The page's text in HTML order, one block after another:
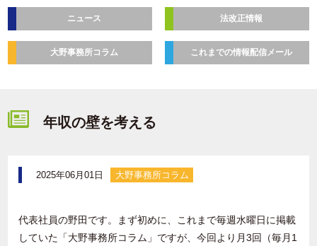
ニュース 法改正情報
大野事務所コラム これまでの情報配信メール
年収の壁を考える
2025年06月01日 大野事務所コラム
代表社員の野田です。まず初めに、これまで毎週水曜日に掲載
していた「大野事務所コラム」ですが、今回より月3回（毎月 1